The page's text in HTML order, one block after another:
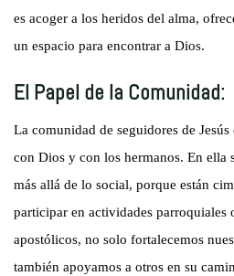
es acoger a los heridos del alma,
un espacio para encontrar a Dios.
El Papel de la Comunidad:
La comunidad de seguidores de
con Dios y con los hermanos. En ella
más allá de lo social, porque están
participar en actividades parroquiales
apostólicos, no solo fortalecemos
también apoyamos a otros en su